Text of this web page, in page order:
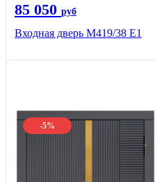
85 050 руб
Входная дверь М419/38 Е1
-5%